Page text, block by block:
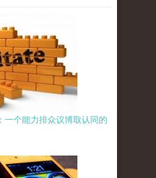
一个能力排众议博取认同的